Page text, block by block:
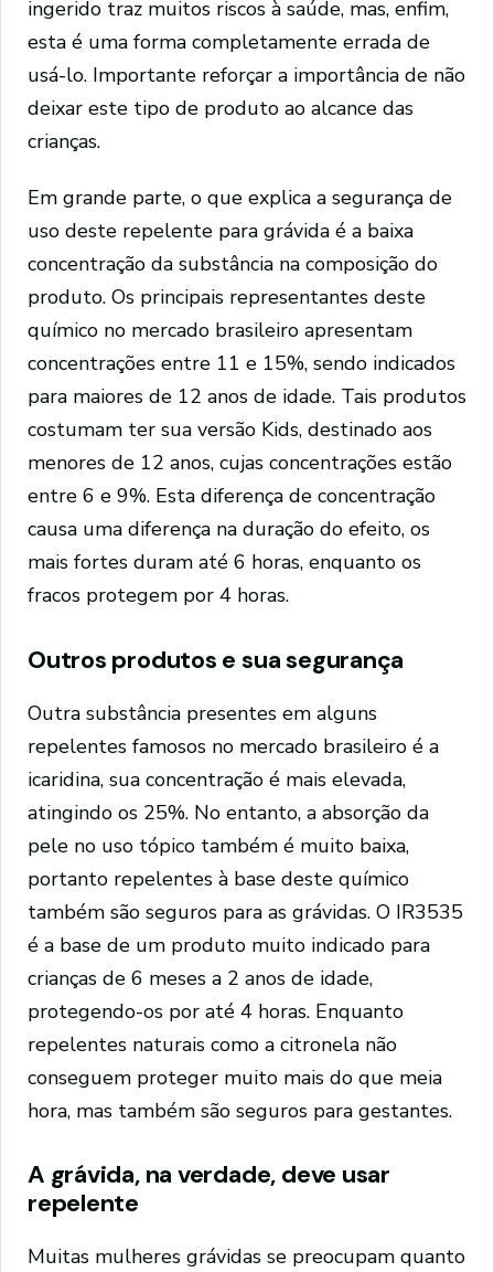
ingerido traz muitos riscos à saúde, mas, enfim,
esta é uma forma completamente errada de
usá-lo. Importante reforçar a importância de não
deixar este tipo de produto ao alcance das
crianças.
Em grande parte, o que explica a segurança de
uso deste repelente para grávida é a baixa
concentração da substância na composição do
produto. Os principais representantes deste
químico no mercado brasileiro apresentam
concentrações entre 11 e 15%, sendo indicados
para maiores de 12 anos de idade. Tais produtos
costumam ter sua versão Kids, destinado aos
menores de 12 anos, cujas concentrações estão
entre 6 e 9%. Esta diferença de concentração
causa uma diferença na duração do efeito, os
mais fortes duram até 6 horas, enquanto os
fracos protegem por 4 horas.
Outros produtos e sua segurança
Outra substância presentes em alguns
repelentes famosos no mercado brasileiro é a
icaridina, sua concentração é mais elevada,
atingindo os 25%. No entanto, a absorção da
pele no uso tópico também é muito baixa,
portanto repelentes à base deste químico
também são seguros para as grávidas. O IR3535
é a base de um produto muito indicado para
crianças de 6 meses a 2 anos de idade,
protegendo-os por até 4 horas. Enquanto
repelentes naturais como a citronela não
conseguem proteger muito mais do que meia
hora, mas também são seguros para gestantes.
A grávida, na verdade, deve usar
repelente
Muitas mulheres grávidas se preocupam quanto